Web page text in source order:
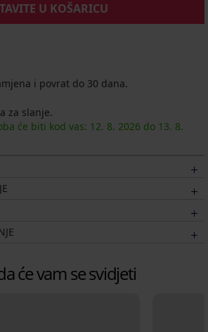
U KOŠARICU
i povrat do 30 dana.
za slanje.
će biti kod vas: 12. 8. 2026 do 13. 8.
će vam se svidjeti